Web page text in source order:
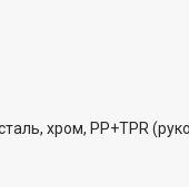
хром, PP+TPR